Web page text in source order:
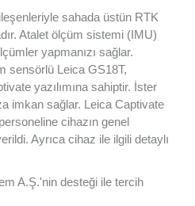
sahada üstün RTK
Atalet ölçüm sistemi (IMU)
yapmanızı sağlar.
sensörlü Leica GS18T,
yazılımına sahiptir. İster
imkan sağlar. Leica Captivate
cihazın genel
Ayrıca cihaz ile ilgili detaylı
A.Ş.'nin desteği ile tercih